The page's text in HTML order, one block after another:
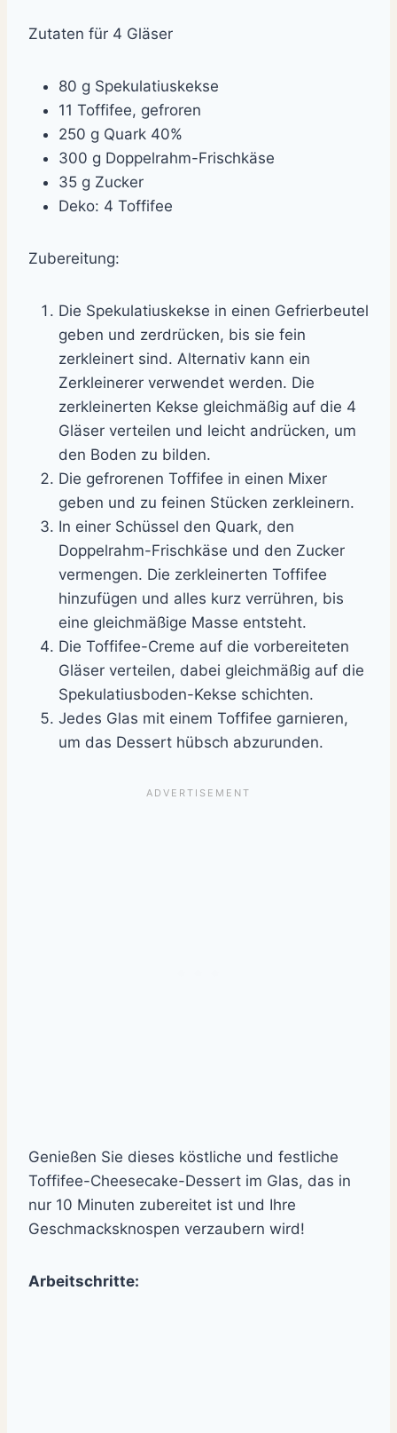
Zutaten für 4 Gläser
80 g Spekulatiuskekse
11 Toffifee, gefroren
250 g Quark 40%
300 g Doppelrahm-Frischkäse
35 g Zucker
Deko: 4 Toffifee
Zubereitung:
Die Spekulatiuskekse in einen Gefrierbeutel
geben und zerdrücken, bis sie fein
zerkleinert sind. Alternativ kann ein
Zerkleinerer verwendet werden. Die
zerkleinerten Kekse gleichmäßig auf die 4
Gläser verteilen und leicht andrücken, um
den Boden zu bilden.
Die gefrorenen Toffifee in einen Mixer
geben und zu feinen Stücken zerkleinern.
In einer Schüssel den Quark, den
Doppelrahm-Frischkäse und den Zucker
vermengen. Die zerkleinerten Toffifee
hinzufügen und alles kurz verrühren, bis
eine gleichmäßige Masse entsteht.
Die Toffifee-Creme auf die vorbereiteten
Gläser verteilen, dabei gleichmäßig auf die
Spekulatiusboden-Kekse schichten.
Jedes Glas mit einem Toffifee garnieren,
um das Dessert hübsch abzurunden.
Genießen Sie dieses köstliche und festliche
Toffifee-Cheesecake-Dessert im Glas, das in
nur 10 Minuten zubereitet ist und Ihre
Geschmacksknospen verzaubern wird!
Arbeitschritte: